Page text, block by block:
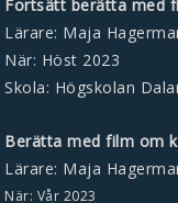
Fortsätt berätta med
Lärare: Maja
När: Höst 2023
Skola: Högskolan
Berätta med film om
Lärare: Maja
När: Vår 2023